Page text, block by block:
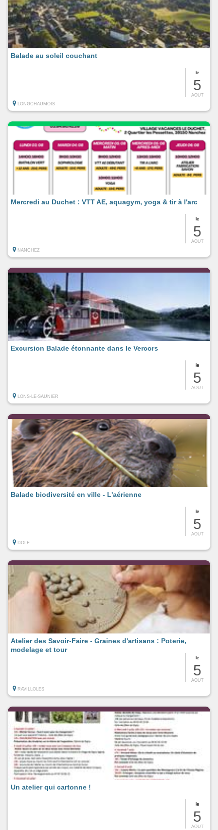
le
5
AOUT
Balade au soleil couchant
LONGCHAUMOIS
le
5
AOUT
Mercredi au Duchet : VTT AE, aquagym, yoga & tir à l'arc
NANCHEZ
le
5
AOUT
Excursion Balade étonnante dans le Vercors
LONS-LE-SAUNIER
le
5
AOUT
Balade biodiversité en ville - L'aérienne
DOLE
le
5
AOUT
Atelier des Savoir-Faire - Graines d'artisans : Poterie,
modelage et tour
RAVILLOLES
le
5
AOUT
Un atelier qui cartonne !